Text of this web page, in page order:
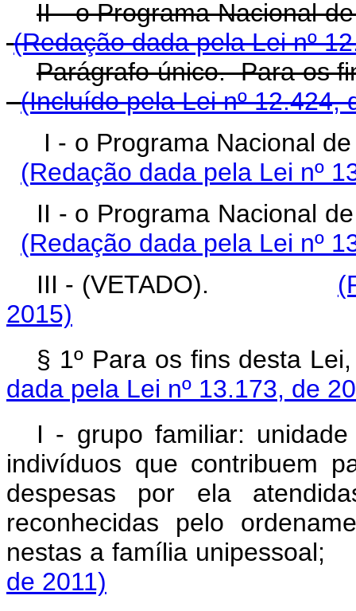
II - o Programa Nacional
(Redação dada pela Lei nº
Parágrafo único. Para os
(Incluído pela Lei nº 12.424,
I - o Programa Nacional
(Redação dada pela Lei nº
II - o Programa Nacional
(Redação dada pela Lei nº
III - (VETADO).
2015)
§ 1º Para os fins
dada pela Lei nº 13.173, de
I - grupo familiar:
indivíduos que contribuem
despesas por ela
reconhecidas pelo
nestas a família
de 2011)